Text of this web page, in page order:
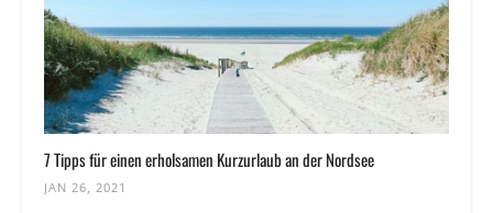
7 Tipps für einen erholsamen Kurzurlaub an der Nordsee
JAN 26, 2021